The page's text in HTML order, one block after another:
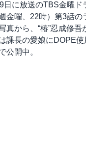
日に放送のTBS金曜
週金曜、22時）第3話
真から、“椿”忍成修
課長の愛娘にDOPE
公開中。